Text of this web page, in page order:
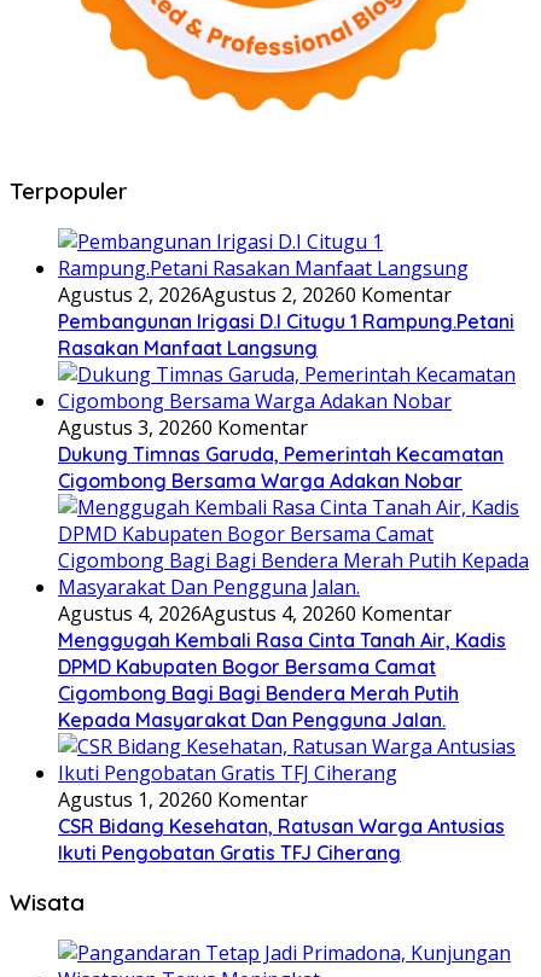
Terpopuler
Agustus 2, 2026Agustus 2, 20260 Komentar
Pembangunan Irigasi D.I Citugu 1 Rampung.Petani
Rasakan Manfaat Langsung
Agustus 3, 20260 Komentar
Dukung Timnas Garuda, Pemerintah Kecamatan
Cigombong Bersama Warga Adakan Nobar
Agustus 4, 2026Agustus 4, 20260 Komentar
Menggugah Kembali Rasa Cinta Tanah Air, Kadis
DPMD Kabupaten Bogor Bersama Camat
Cigombong Bagi Bagi Bendera Merah Putih
Kepada Masyarakat Dan Pengguna Jalan.
Agustus 1, 20260 Komentar
CSR Bidang Kesehatan, Ratusan Warga Antusias
Ikuti Pengobatan Gratis TFJ Ciherang
Wisata